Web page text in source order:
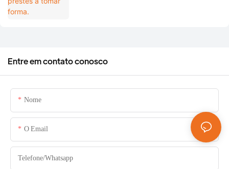
Entre em contato conosco
Nome
O Email
Telefone/whatsapp